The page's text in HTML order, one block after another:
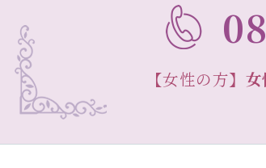
【女性の方】